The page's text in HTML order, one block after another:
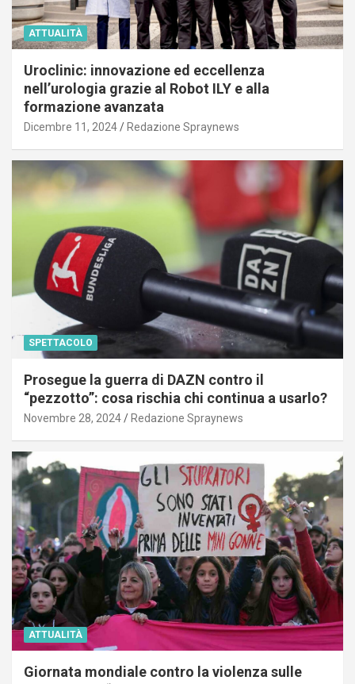
ATTUALITÀ
Uroclinic: innovazione ed eccellenza
nell’urologia grazie al Robot ILY e alla
formazione avanzata
Dicembre 11, 2024 Redazione Spraynews
SPETTACOLO
Prosegue la guerra di DAZN contro il
“pezzotto”: cosa rischia chi continua a usarlo?
Novembre 28, 2024 Redazione Spraynews
ATTUALITÀ
Giornata mondiale contro la violenza sulle